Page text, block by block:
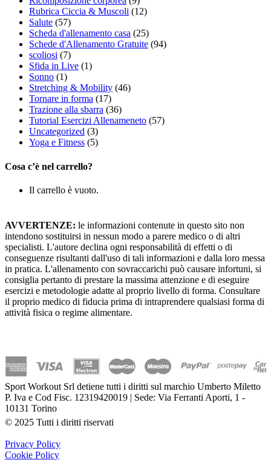
Rubrica Ciccia & Muscoli (12)
Salute (57)
Scheda d'allenamento casa (25)
Schede d'Allenamento Gratuite (94)
scoliosi (7)
Sfida in Live (1)
Sonno (1)
Stretching & Mobility (46)
Tornare in forma (17)
Trazione alla sbarra (36)
Tutorial Esercizi Allenameneto (57)
Uncategorized (3)
Yoga e Fitness (5)
Cosa c’è nel carrello?
Il carrello è vuoto.
AVVERTENZE: le informazioni contenute in questo sito non
intendono sostituirsi in nessun modo a parere medico o di altri
specialisti. L'autore declina ogni responsabilità di effetti o di
conseguenze risultanti dall'uso di tali informazioni e dalla loro messa
in pratica. L'allenamento con sovraccarichi può causare infortuni, si
consiglia pertanto di prestare la massima attenzione e di eseguire
esercizi e metodologie adatte al proprio livello di forma. Consultare
il proprio medico di fiducia prima di intraprendere qualsiasi forma di
attività fisica o regime alimentare.
Sport Workout Srl detiene tutti i diritti sul marchio Umberto Miletto
P. Iva e Cod Fisc. 12319420019 | Sede: Via Ferranti Aporti, 1 -
10131 Torino
© 2025 Tutti i diritti riservati
Privacy Policy
Cookie Policy